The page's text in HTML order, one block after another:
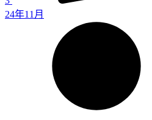
24年11月